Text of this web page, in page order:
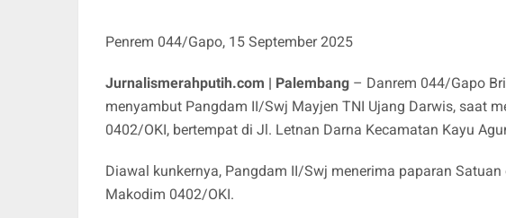
Penrem 044/Gapo, 15 September 2025
Jurnalismerahputih.com | Palembang – Danrem 044/Gapo
menyambut Pangdam II/Swj Mayjen TNI Ujang Darwis, saat
0402/OKI, bertempat di Jl. Letnan Darna Kecamatan Kayu
Diawal kunkernya, Pangdam II/Swj menerima paparan
Makodim 0402/OKI.